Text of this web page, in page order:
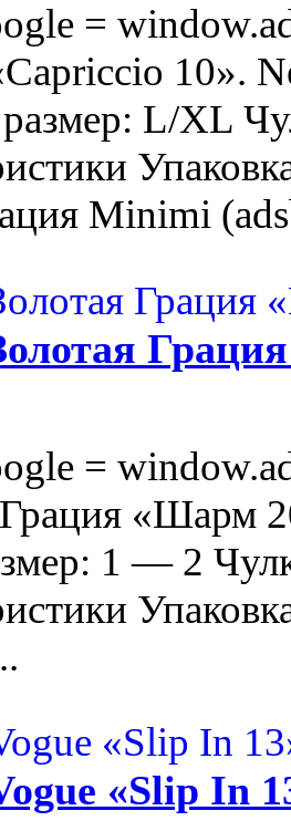
=
10».
L/XL
Minimi
=
«Шарм
1 — 2
«Slip In